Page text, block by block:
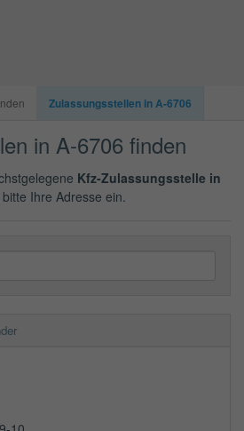
Zulassungsstellen in A-6706
in A-6706 finden
Kfz-Zulassungsstelle in
Ihre Adresse ein.